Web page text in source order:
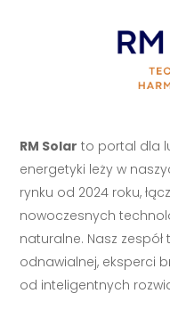
RM Solar to portal dla
energetyki leży w
rynku od 2024 roku,
nowoczesnych
naturalne. Nasz
odnawialnej, eksperci
od inteligentnych